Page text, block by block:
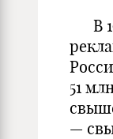
В
51
—